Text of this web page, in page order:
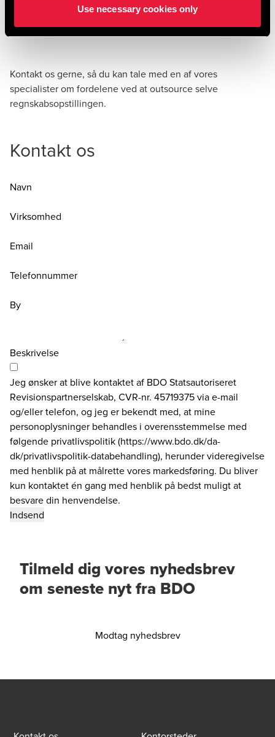
Use necessary cookies only
Kontakt osgerne, så du kan tale med en af vores
specialister om fordelene ved at outsource selve
regnskabsopstillingen.
Kontakt os
Navn
Virksomhed
Email
Telefonnummer
By
Beskrivelse
Jeg ønsker at blive kontaktet af BDO Statsautoriseret
Revisionspartnerselskab, CVR-nr. 45719375 via e-mail
og/eller telefon, og jeg er bekendt med, at mine
personoplysninger behandles i overensstemmelse med
følgende privatlivspolitik (https://www.bdo.dk/da-
dk/privatlivspolitik-databehandling), herunder videregivelse
med henblik på at målrette vores markedsføring. Du bliver
kun kontaktet én gang med henblik på bedst muligt at
besvare din henvendelse.
Tilmeld dig vores nyhedsbrev
om seneste nyt fra BDO
Modtag nyhedsbrev